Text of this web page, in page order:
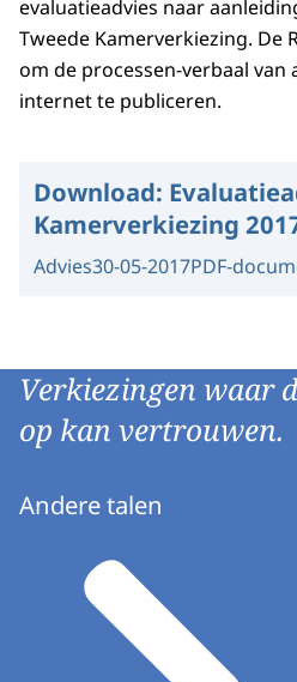
evaluatieadvies naar
Tweede Kamerverkiezing. De
om de processen-verbaal van
internet te publiceren.
Download:
Kamerverkiezing
Advies30-05-2017PDF-
Verkiezingen waar
op kan vertrouwen.
Andere talen